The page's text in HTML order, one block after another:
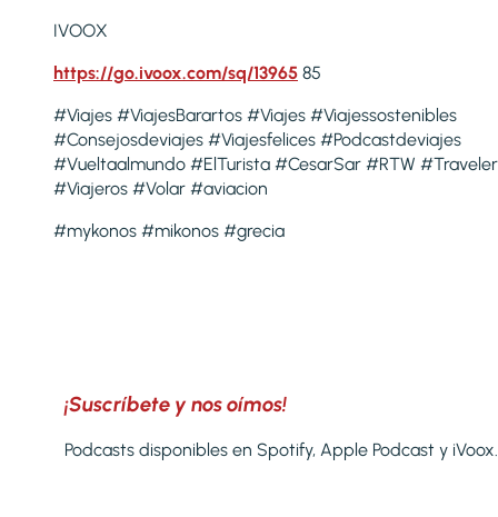
IVOOX
https://go.ivoox.com/sq/13965 85
#Viajes #ViajesBarartos #Viajes #Viajessostenibles
#Consejosdeviajes #Viajesfelices #Podcastdeviajes
#Vueltaalmundo #ElTurista #CesarSar #RTW #Traveler
#Viajeros #Volar #aviacion
#mykonos #mikonos #grecia
¡Suscríbete y nos oímos!
Podcasts disponibles en Spotify, Apple Podcast y iVoox.